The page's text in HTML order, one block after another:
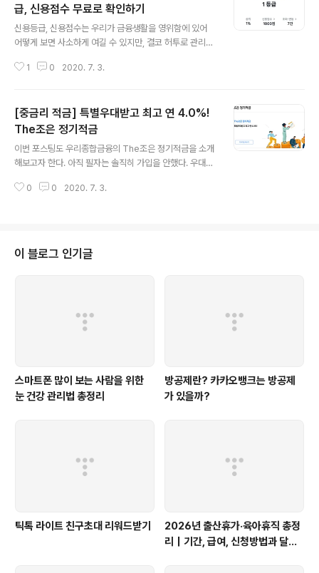
것이고, 그리고 현시간기준 5차목표달성 10000좌를 달성
을 해서, 1.5도 붙는다. 그래서 4.5%가 적용이 되고, 거기
다가 CMA체크카드를 신청해서 보유하기만해도 0.2%를
더주므로 4.7%라는 계산이 된다. 나머지 우대금리 항목은
체크카드를 사용해야 하거나 투자를 해야하므로 순수 금리
급, 신용점수 무료로 확인하기
신용등급, 신용점수는 우리가 금융생활을 영위함에 있어
어떻게 보면 사소하게 여길 수 있지만, 결코 허투로 관리해
기 때문에 0.1%에도 민감하게 여기고 아끼고 싶은 분들은
달성했다. 본래 신용도는 등급으로만 분류를 했었다가, 10
00점단위의 신용점수로 세분화되었다. 하지만 아직도 많
은 시중은행들은 "등급"을 기준으로 평가를 하고 있는것으
로 여겨진다. 이제 그냥 몇점 이상이 되어야 1등급이 되는
신용도 평가가 좀더 명확해지는 계기가 되지 않았나 생각
1 0 2020. 7. 3.
[중금리 적금] 특별우대받고 최고 연 4.0%!
The조은 정기적금
이번 포스팅도 우리종합금융의 The조은 정기적금을 소개
해보고자 한다. 아직 필자는 솔직히 가입을 안했다. 우대금
증하기 위해 영업점에 방문을 하라고 되어있는데.. 아니, 코
아서, 계좌 개설후 일정 기한 내에 공인인증서 등록 안하면
로그인 조차 할수없어서 공인인증서 재등록 신청을 해서
0만원 이상 100만원 이하로 불..
0 0 2020. 7. 3.
이 블로그 인기글
스마트폰 많이 보는 사람을 위한
눈 건강 관리법 총정리
방공제란? 카카오뱅크는 방공제
가 있을까?
틱톡 라이트 친구초대 리워드받기
2026년 출산휴가·육아휴직 총정
리｜기간, 급여, 신청방법과 달라